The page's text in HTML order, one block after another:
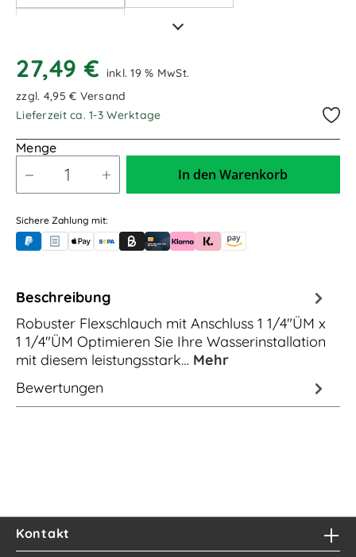
27,49 €
inkl. 19 % MwSt.
zzgl. 4,95 € Versand
Lieferzeit ca. 1-3 Werktage
Menge
In den Warenkorb
Sichere Zahlung mit:
PayPalRechnungskauf (für Behörden)
Apple PayBanküberweisung (vorab)
Rechnungskauf (Billie)
Kreditkarte
Rechnung oder Ratenkauf (Klarna)
Sofortüberweisung (Klarna)
Amazon Pay
Beschreibung
Robuster Flexschlauch mit Anschluss 1 1/4"ÜM x
1 1/4"ÜM Optimieren Sie Ihre Wasserinstallation
mit diesem leistungsstark… Mehr
Bewertungen
Kontakt